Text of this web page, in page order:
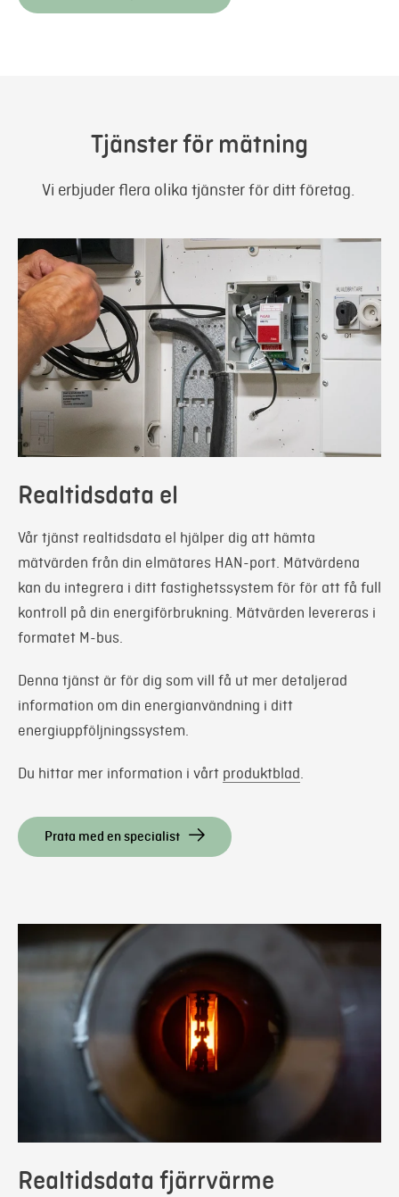
Tjänster för mätning
Vi erbjuder flera olika tjänster för ditt företag.
Realtidsdata el
Vår tjänst realtidsdata el hjälper dig att hämta
mätvärden från din elmätares HAN-port. Mätvärdena
kan du integrera i ditt fastighetssystem för för att få full
kontroll på din energiförbrukning. Mätvärden levereras i
formatet M-bus.
Denna tjänst är för dig som vill få ut mer detaljerad
information om din energianvändning i ditt
energiuppföljningssystem.
Du hittar mer information i vårt produktblad
Prata med en specialist
Realtidsdata fjärrvärme